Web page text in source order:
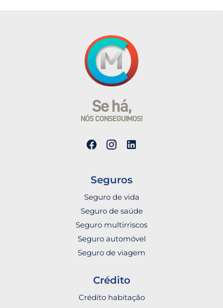
Se há,
NÓS CONSEGUIMOS!
Seguros
Seguro de vida
Seguro de saúde
Seguro multirriscos
Seguro automóvel
Seguro de viagem
Crédito
Crédito habitação